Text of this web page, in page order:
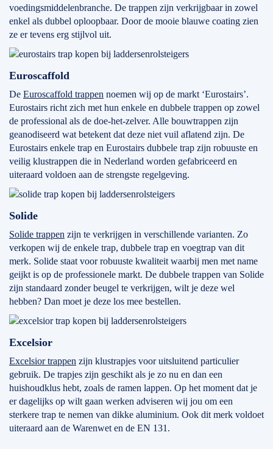
voedingsmiddelenbranche. De trappen zijn verkrijgbaar in zowel
enkel als dubbel oploopbaar. Door de mooie blauwe coating zien
ze er tevens erg stijlvol uit.
Euroscaffold
De Euroscaffold trappen noemen wij op de markt ‘Eurostairs’.
Eurostairs richt zich met hun enkele en dubbele trappen op zowel
de professional als de doe-het-zelver. Alle bouwtrappen zijn
geanodiseerd wat betekent dat deze niet vuil aflatend zijn. De
Eurostairs enkele trap en Eurostairs dubbele trap zijn robuuste en
veilig klustrappen die in Nederland worden gefabriceerd en
uiteraard voldoen aan de strengste regelgeving.
Solide
Solide trappen zijn te verkrijgen in verschillende varianten. Zo
verkopen wij de enkele trap, dubbele trap en voegtrap van dit
merk. Solide staat voor robuuste kwaliteit waarbij men met name
geijkt is op de professionele markt. De dubbele trappen van Solide
zijn standaard zonder beugel te verkrijgen, wilt je deze wel
hebben? Dan moet je deze los mee bestellen.
Excelsior
Excelsior trappen zijn klustrapjes voor uitsluitend particulier
gebruik. De trapjes zijn geschikt als je zo nu en dan een
huishoudklus hebt, zoals de ramen lappen. Op het moment dat je
er dagelijks op wilt gaan werken adviseren wij jou om een
sterkere trap te nemen van dikke aluminium. Ook dit merk voldoet
uiteraard aan de Warenwet en de EN 131.